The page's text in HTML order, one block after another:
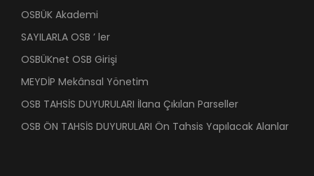
OSBÜK Akademi
SAYILARLA OSB ’ ler
OSBÜKnet OSB Girişi
MEYDİP Mekânsal Yönetim
OSB TAHSİS DUYURULARI İlana Çıkılan Parseller
OSB ÖN TAHSİS DUYURULARI Ön Tahsis Yapılacak Alanlar